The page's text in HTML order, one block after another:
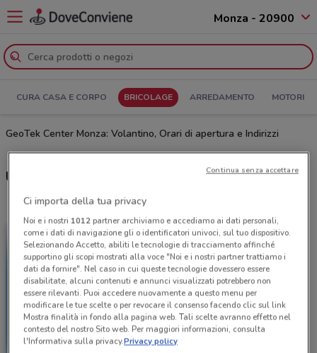
Monza - 20900
CURA CASA E CORPO BRICOLAGE ARREDAMENTO MOTORI
GeoTek Center Monza: Volantino, Orari di apertura e Indirizzi
Ultime offerte del volantino GeoTek Center
Ci importa della tua privacy
Noi e i nostri 1012partner archiviamo e accediamo ai dati personali,
come i dati di navigazione gli o identificatori univoci, sul tuo dispositivo.
Selezionando Accetto, abiliti le tecnologie di tracciamento affinché
supportino gli scopi mostrati alla voce "Noi e i nostri partner trattiamo i
dati da fornire". Nel caso in cui queste tecnologie dovessero essere
disabilitate, alcuni contenuti e annunci visualizzati potrebbero non
essere rilevanti. Puoi accedere nuovamente a questo menu per
modificare le tue scelte o per revocare il consenso facendo clic sul link
Mostra finalità in fondo alla pagina web. Tali scelte avranno effetto nel
contesto del nostro Sito web. Per maggiori informazioni, consulta
l'Informativa sulla privacy.Privacy policy
Continua senza accettare